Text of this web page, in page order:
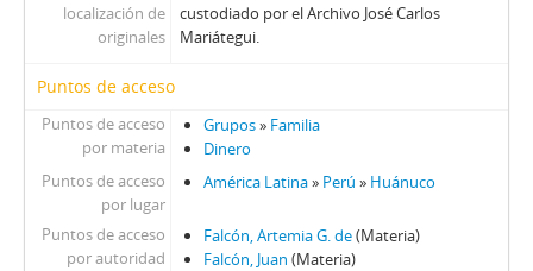
localización de
originales
custodiado por el Archivo José Carlos
Mariátegui.
Puntos de acceso
Puntos de acceso
por materia
Grupos» Familia
Dinero
Puntos de acceso
por lugar
América Latina» Perú » Huánuco
Puntos de acceso
por autoridad
Falcón, Artemia G. de(Materia)
Falcón, Juan (Materia)